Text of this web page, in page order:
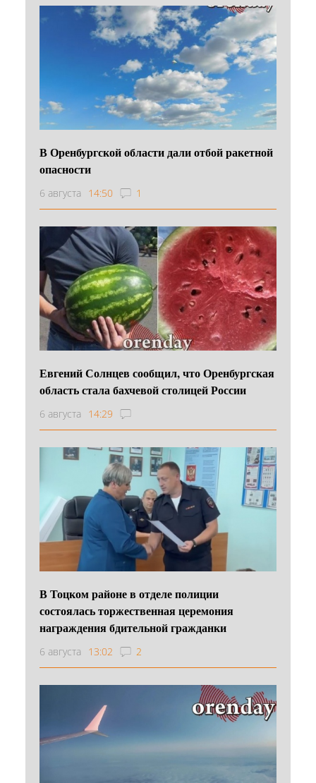
В Оренбургской области дали отбой ракетной
опасности
6 августа 14:50 1
Евгений Солнцев сообщил, что Оренбургская
область стала бахчевой столицей России
6 августа 14:29
В Тоцком районе в отделе полиции
состоялась торжественная церемония
награждения бдительной гражданки
6 августа 13:02 2